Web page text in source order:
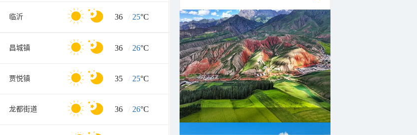
临沂 36 / 25°C
昌城镇 36 / 26°C
贾悦镇 35 / 25°C
龙都街道 36 / 26°C